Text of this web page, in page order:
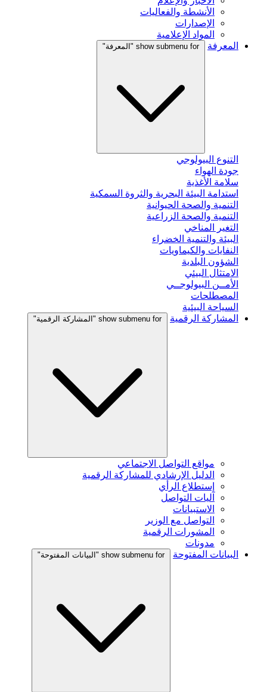
الأنشطة والفعاليات
الإصدارات
المواد الإعلامية
المعرفة
show submenu for "المعرفة"
التنوع البيولوجي
جودة الهواء
سلامة الأغذية
استدامة البيئة البحرية والثروة السمكية
التنمية والصحة الحيوانية
التنمية والصحة الزراعية
التغير المناخي
البيئة والتنمية الخضراء
النفايات والكيماويات
الشؤون البلدية
الامتثال البيئي
الأمــن البيولوجــي
المصطلحات
السياحة البيئية
المشاركة الرقمية
show submenu for "المشاركة الرقمية"
مواقع التواصل الاجتماعي
الدليل الإرشادي للمشاركة الرقمية
إستطلاع الرأي
آليات التواصل
الاستبيانات
التواصل مع الوزير
المشورات الرقمية
مدونات
البيانات المفتوحة
show submenu for "البيانات المفتوحة"